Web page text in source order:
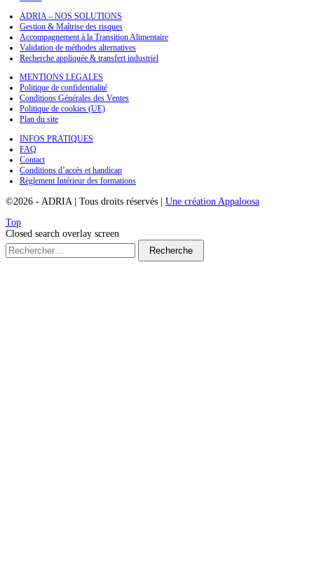
ADRIA – NOS SOLUTIONS
Gestion & Maîtrise des risques
Accompagnement à la Transition Alimentaire
Validation de méthodes alternatives
Recherche appliquée & transfert industriel
MENTIONS LEGALES
Politique de confidentialité
Conditions Générales des Ventes
Politique de cookies (UE)
Plan du site
INFOS PRATIQUES
FAQ
Contact
Conditions d’accès et handicap
Règlement Intérieur des formations
©2026 - ADRIA | Tous droits réservés | Une création Appaloosa
Top
Closed search overlay screen
Recherche
pour :